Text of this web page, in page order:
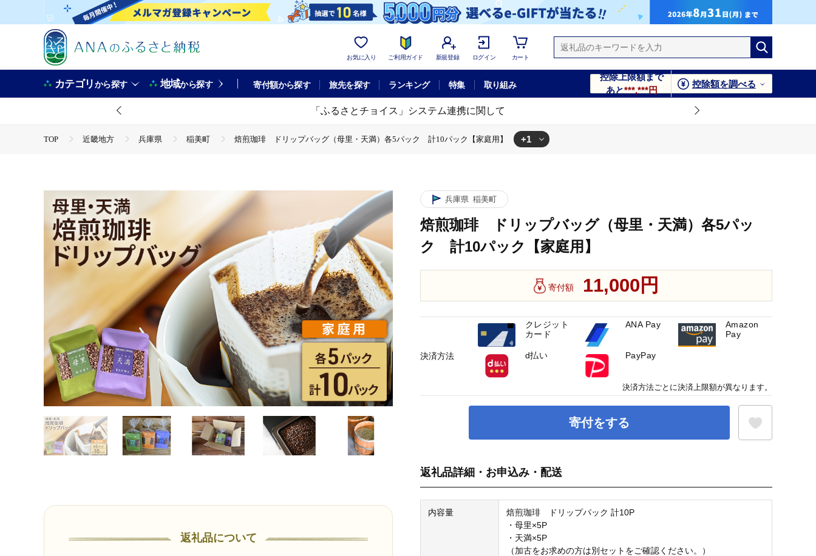
お気に入り ご利用ガイド 新規登録 ログイン カート
カテゴリから探す 地域から探す 寄付額から探す 旅先を探す ランキング 特集 取り組み
控除上限額まで
あと***,***円
控除額を調べる
「ふるさとチョイス」システム連携に関して
TOP 近畿地方 兵庫県 稲美町 焙煎珈琲 ドリップバッグ（母里・天満）各5パック 計10パック【家庭用】 +1
返礼品について
兵庫県 稲美町
焙煎珈琲 ドリップバッグ（母里・天満）各5パッ
ク 計10パック【家庭用】
寄付額 11,000円
寄付をする
返礼品詳細・お申込み・配送
内容量
焙煎珈琲 ドリップパック 計10P
・母里×5P
・天満×5P
（加古をお求めの方は別セットをご確認ください。）
決済方法
クレジット
カード
ANA Pay
Amazon
Pay
d払い PayPay
決済方法ごとに決済上限額が異なります。